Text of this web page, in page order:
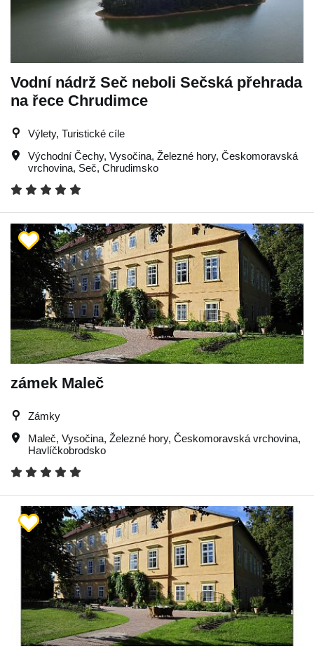
Vodní nádrž Seč neboli Sečská přehrada
na řece Chrudimce
Výlety, Turistické cíle
Východní Čechy, Vysočina, Železné hory, Českomoravská
vrchovina, Seč, Chrudimsko
zámek Maleč
Zámky
Maleč, Vysočina, Železné hory, Českomoravská vrchovina,
Havlíčkobrodsko